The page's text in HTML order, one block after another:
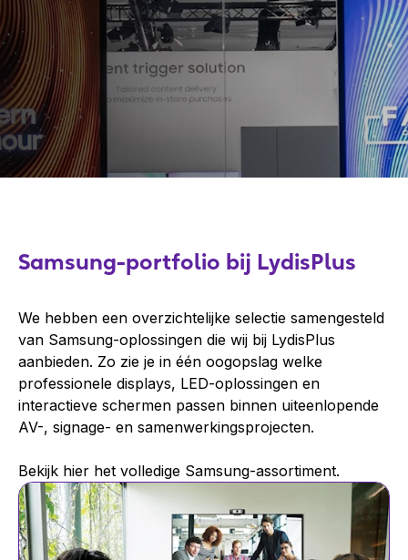
Samsung-portfolio bij LydisPlus
We hebben een overzichtelijke selectie samengesteld
van Samsung-oplossingen die wij bij LydisPlus
aanbieden. Zo zie je in één oogopslag welke
professionele displays, LED-oplossingen en
interactieve schermen passen binnen uiteenlopende
AV-, signage- en samenwerkingsprojecten.
Bekijk hier het volledige Samsung-assortiment.